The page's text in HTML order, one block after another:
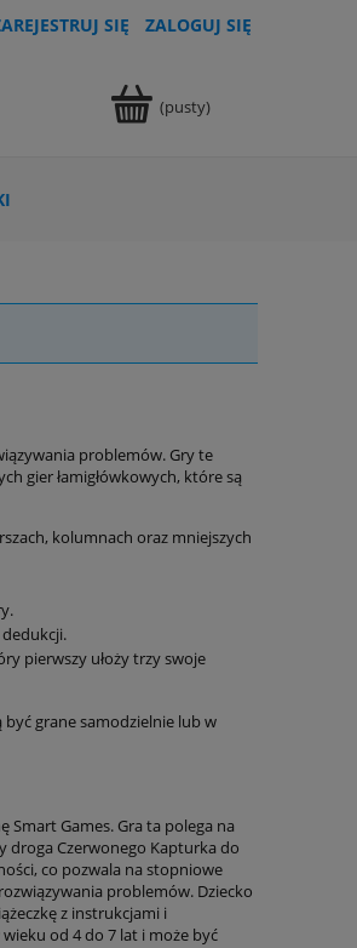
SIĘ ZALOGUJ SIĘ
(pusty)
problemów. Gry te
gier łamigłówkowych, które są
kolumnach oraz mniejszych
pierwszy ułoży trzy swoje
grane samodzielnie lub w
Games. Gra ta polega na
droga Czerwonego Kapturka do
co pozwala na stopniowe
problemów. Dziecko
z instrukcjami i
od 4 do 7 lat i może być